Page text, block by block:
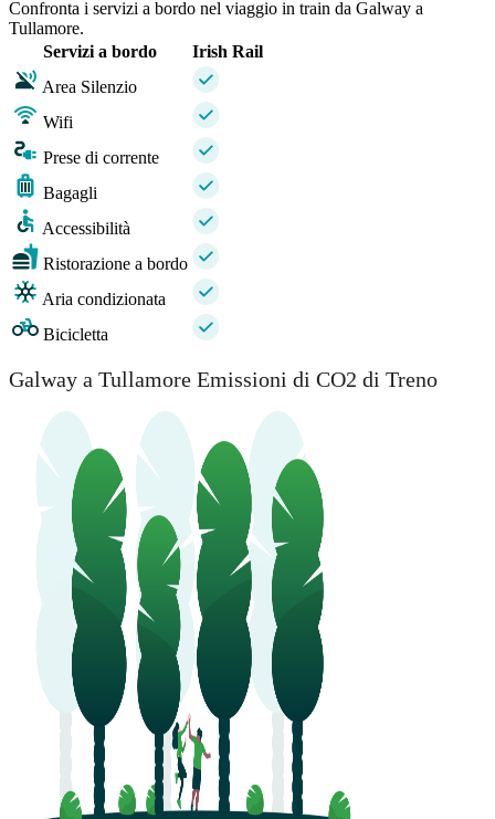
Confronta i servizi a bordo nel viaggio in train da Galway a
Tullamore.
Servizi a bordo
Irish Rail
Area Silenzio
Wifi
Prese di corrente
Bagagli
Accessibilità
Ristorazione a bordo
Aria condizionata
Bicicletta
Galway a Tullamore Emissioni di CO2 di Treno